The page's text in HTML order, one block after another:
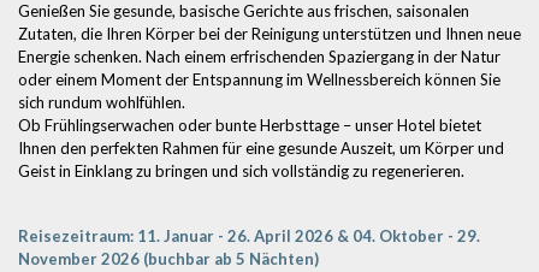
Genießen Sie gesunde, basische Gerichte aus frischen, saisonalen
Zutaten, die Ihren Körper bei der Reinigung unterstützen und Ihnen neue
Energie schenken. Nach einem erfrischenden Spaziergang in der Natur
oder einem Moment der Entspannung im Wellnessbereich können Sie
sich rundum wohlfühlen.
Ob Frühlingserwachen oder bunte Herbsttage – unser Hotel bietet
Ihnen den perfekten Rahmen für eine gesunde Auszeit, um Körper und
Geist in Einklang zu bringen und sich vollständig zu regenerieren.
Reisezeitraum: 11. Januar - 26. April 2026 & 04. Oktober - 29.
November 2026 (buchbar ab 5 Nächten)